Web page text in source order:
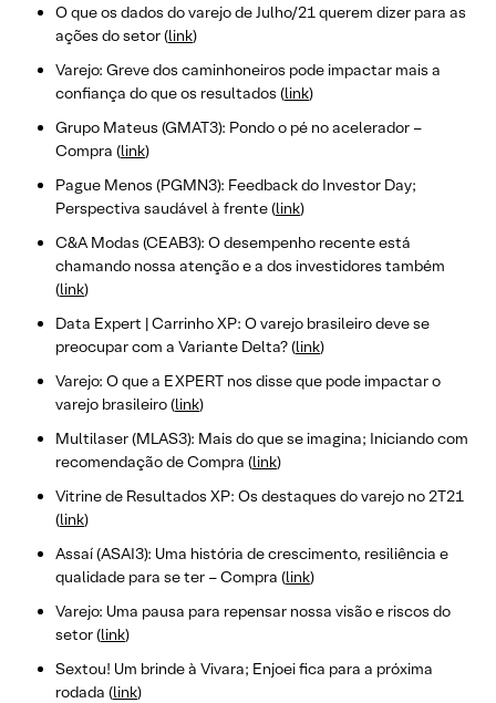
O que os dados do varejo de Julho/21 querem dizer para as
ações do setor (link)
Varejo: Greve dos caminhoneiros pode impactar mais a
confiança do que os resultados (link)
Grupo Mateus (GMAT3): Pondo o pé no acelerador –
Compra (link)
Pague Menos (PGMN3): Feedback do Investor Day;
Perspectiva saudável à frente (link)
C&A Modas (CEAB3): O desempenho recente está
chamando nossa atenção e a dos investidores também
(link)
Data Expert | Carrinho XP: O varejo brasileiro deve se
preocupar com a Variante Delta? (link)
Varejo: O que a EXPERT nos disse que pode impactar o
varejo brasileiro (link)
Multilaser (MLAS3): Mais do que se imagina; Iniciando com
recomendação de Compra (link)
Vitrine de Resultados XP: Os destaques do varejo no 2T21
(link)
Assaí (ASAI3): Uma história de crescimento, resiliência e
qualidade para se ter – Compra (link)
Varejo: Uma pausa para repensar nossa visão e riscos do
setor (link)
Sextou! Um brinde à Vivara; Enjoei fica para a próxima
rodada (link)